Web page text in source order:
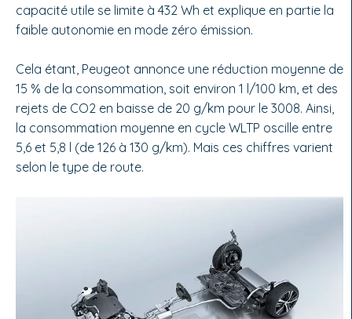
capacité utile se limite à 432 Wh et explique en partie la
faible auto­nomie en mode zéro émission.
Cela étant, Peugeot annonce une réduc­tion moyenne de
15 % de la consom­mation, soit environ 1 l/100 km, et des
rejets de CO2 en baisse de 20 g/km pour le 3008. Ainsi,
la consommation moyenne en cycle WLTP oscille entre
5,6 et 5,8 l (de 126 à 130 g/km). Mais ces chiffres va­rient
selon le type de route.